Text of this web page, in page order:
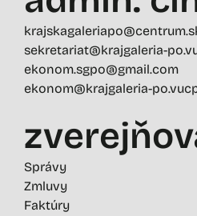
sekretariat@krajgaleria-
ekonom.sgpo@gmail.com
ekonom@krajgaleria-
Správy
Zmluvy
Faktúry